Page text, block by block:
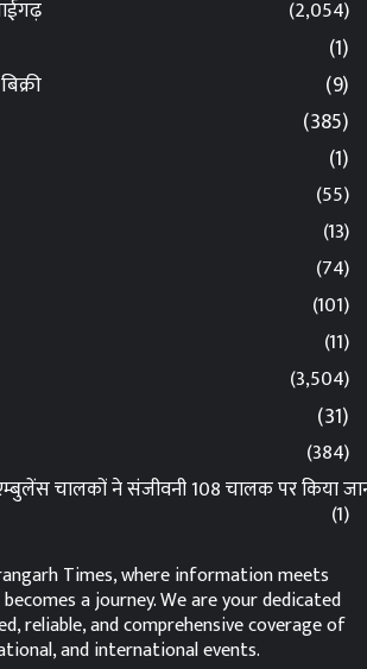
(2,054)
(1)
(9)
(385)
(1)
(55)
(13)
(74)
(101)
(11)
(3,504)
(31)
(384)
चालकों ने संजीवनी 108 चालक पर किया
(1)
Times, where information meets
a journey. We are your dedicated
reliable, and comprehensive coverage of
and international events.